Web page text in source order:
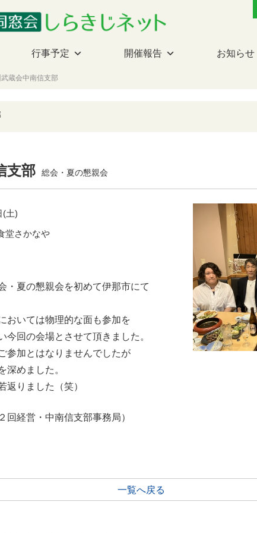
行事予定 開催報告 お知らせ
蔵会中南信支部
支部 総会・夏の懇親会
(土)
堂さかなや
・夏の懇親会を初めて伊那市にて
おいては物理的な面も参加を
今回の会場とさせて頂きました。
参加とはなりませんでしたが
深めました。
返りました（笑）
経営・中南信支部事務局）
一覧へ戻る